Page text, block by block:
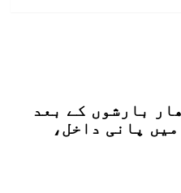
بارشوں کے بعد
پانی داخل،